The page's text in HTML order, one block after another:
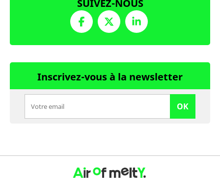
SUIVEZ-NOUS
Inscrivez-vous à la newsletter
OK